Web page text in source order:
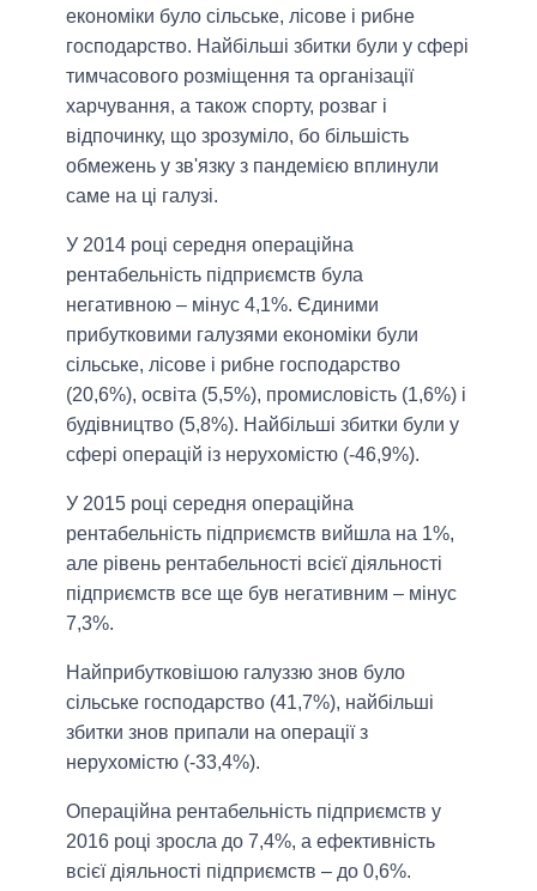
економіки було сільське, лісове і рибне
господарство. Найбільші збитки були у сфері
тимчасового розміщення та організації
харчування, а також спорту, розваг і
відпочинку, що зрозуміло, бо більшість
обмежень у зв'язку з пандемією вплинули
саме на ці галузі.
У 2014 році середня операційна
рентабельність підприємств була
негативною – мінус 4,1%. Єдиними
прибутковими галузями економіки були
сільське, лісове і рибне господарство
(20,6%), освіта (5,5%), промисловість (1,6%) і
будівництво (5,8%). Найбільші збитки були у
сфері операцій із нерухомістю (-46,9%).
У 2015 році середня операційна
рентабельність підприємств вийшла на 1%,
але рівень рентабельності всієї діяльності
підприємств все ще був негативним – мінус
7,3%.
Найприбутковішою галуззю знов було
сільське господарство (41,7%), найбільші
збитки знов припали на операції з
нерухомістю (-33,4%).
Операційна рентабельність підприємств у
2016 році зросла до 7,4%, а ефективність
всієї діяльності підприємств – до 0,6%.